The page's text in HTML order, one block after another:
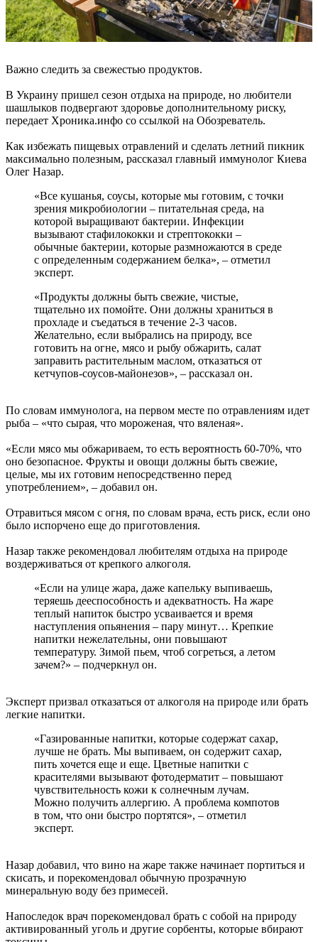
Важно следить за свежестью продуктов.
В Украину пришел сезон отдыха на природе, но любители
шашлыков подвергают здоровье дополнительному риску,
передает Хроника.инфо со ссылкой на Обозреватель.
Как избежать пищевых отравлений и сделать летний пикник
максимально полезным, рассказал главный иммунолог Киева
Олег Назар.
«Все кушанья, соусы, которые мы готовим, с точки
зрения микробиологии – питательная среда, на
которой выращивают бактерии. Инфекции
вызывают стафилококки и стрептококки –
обычные бактерии, которые размножаются в среде
с определенным содержанием белка», – отметил
эксперт.
«Продукты должны быть свежие, чистые,
тщательно их помойте. Они должны храниться в
прохладе и съедаться в течение 2-3 часов.
Желательно, если выбрались на природу, все
готовить на огне, мясо и рыбу обжарить, салат
заправить растительным маслом, отказаться от
кетчупов-соусов-майонезов», – рассказал он.
По словам иммунолога, на первом месте по отравлениям идет
рыба – «что сырая, что мороженая, что вяленая».
«Если мясо мы обжариваем, то есть вероятность 60-70%, что
оно безопасное. Фрукты и овощи должны быть свежие,
целые, мы их готовим непосредственно перед
употреблением», – добавил он.
Отравиться мясом с огня, по словам врача, есть риск, если оно
было испорчено еще до приготовления.
Назар также рекомендовал любителям отдыха на природе
воздерживаться от крепкого алкоголя.
«Если на улице жара, даже капельку выпиваешь,
теряешь дееспособность и адекватность. На жаре
теплый напиток быстро усваивается и время
наступления опьянения – пару минут… Крепкие
напитки нежелательны, они повышают
температуру. Зимой пьем, чтоб согреться, а летом
зачем?» – подчеркнул он.
Эксперт призвал отказаться от алкоголя на природе или брать
легкие напитки.
«Газированные напитки, которые содержат сахар,
лучше не брать. Мы выпиваем, он содержит сахар,
пить хочется еще и еще. Цветные напитки с
красителями вызывают фотодерматит – повышают
чувствительность кожи к солнечным лучам.
Можно получить аллергию. А проблема компотов
в том, что они быстро портятся», – отметил
эксперт.
Назар добавил, что вино на жаре также начинает портиться и
скисать, и порекомендовал обычную прозрачную
минеральную воду без примесей.
Напоследок врач порекомендовал брать с собой на природу
активированный уголь и другие сорбенты, которые вбирают